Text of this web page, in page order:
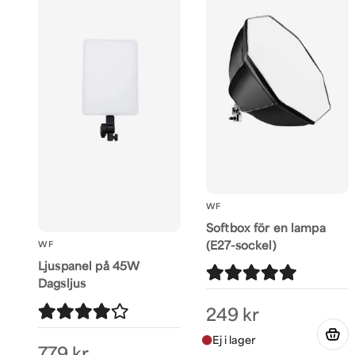
WF
Ljuspanel på 45W
Dagsljus
WF
Softbox för en lampa
(E27-sockel)
249 kr